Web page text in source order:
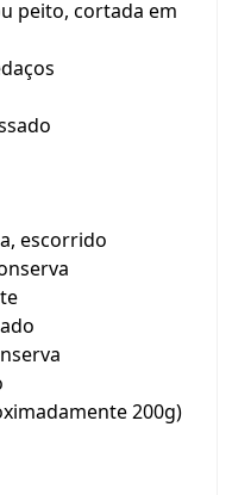
peito, cortada em
escorrido
200g)